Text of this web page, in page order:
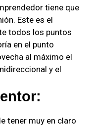
tiene que
Este es el
todos los puntos
en el punto
al máximo el
y el
tener muy en claro